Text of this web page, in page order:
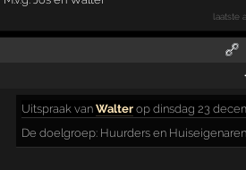
laatste
Uitspraak vanWalter op dinsdag 23
De doelgroep: Huurders en Huiseigenaren.